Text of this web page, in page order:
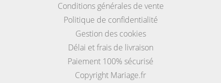
Conditions générales de vente
Politique de confidentialité
Gestion des cookies
Délai et frais de livraison
Paiement 100% sécurisé
Copyright Mariage.fr